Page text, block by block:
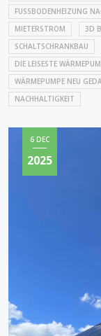
FUSSBODENHEIZUNG
MIETERSTROM
3D
SCHALTSCHRANKBAU
DIE LEISESTE
WÄRMEPUMPE NEU
NACHHALTIGKEIT
6 DEC
2025